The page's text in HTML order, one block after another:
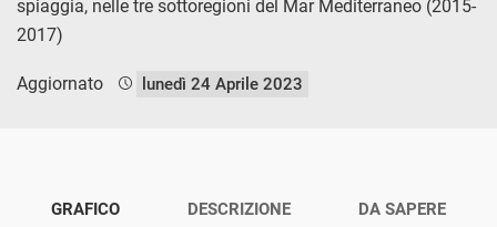
spiaggia, nelle tre sottoregioni del Mar Mediterraneo (2015-
2017)
Aggiornato lunedì 24 Aprile 2023
GRAFICO DESCRIZIONE DA SAPERE